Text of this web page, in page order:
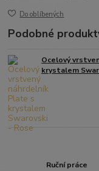
Do oblíbených
Podobné
Ocelový
krystalem
Ruční práce